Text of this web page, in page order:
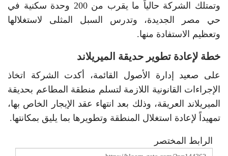
وتمتلك الشركة حالياً ما يقرب من 200 وحدة سكنية في
حي مصر الجديدة، وتدرس السبل المثلى لاستغلالها
وتعظيم الاستفادة منها.
خطة لإعادة تطوير حديقة الميريلاند
على صعيد إدارة الأصول القائمة، أكدت الشركة اتخاذ
الإجراءات القانونية اللازمة لتسلم منطقة المطاعم بحديقة
الميريلاند العريقة، وذلك بعد انتهاء عقد الإيجار الخاص بها،
تمهيداً لإعادة استغلال المنطقة وتطويرها بما يليق بمكانتها.
الرابط المختصر